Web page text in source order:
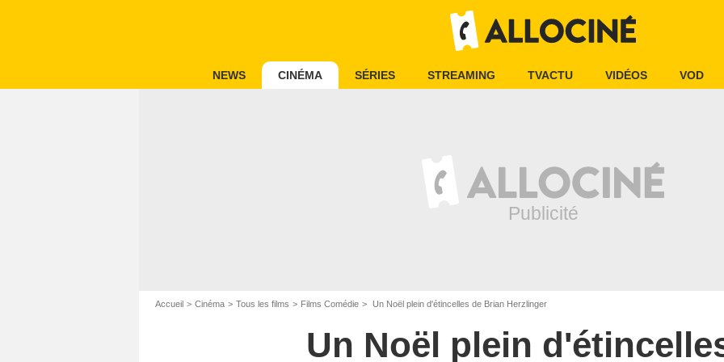
NEWS CINÉMA SÉRIES STREAMING TVACTU VIDÉOS VOD
Accueil Cinéma Tous les films Films Comédie Un Noël plein d'étincelles de Brian Herzlinger
Un Noël plein